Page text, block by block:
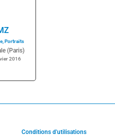
,Portraits
(Paris)
2016
Conditions d'utilisations